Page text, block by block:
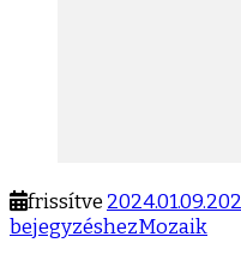
frissítve 2024.01.09.
bejegyzéshezMozaik